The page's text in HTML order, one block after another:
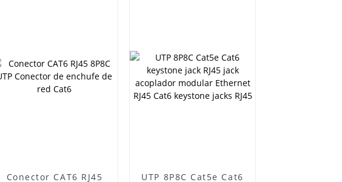
Conector CAT6 RJ45
UTP 8P8C Cat5e Cat6